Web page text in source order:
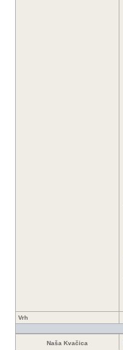
Vrh
Naša Kvačica